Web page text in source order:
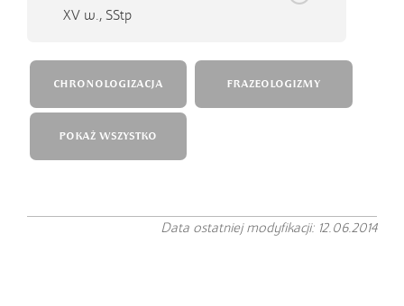
XV w., SStp
CHRONOLOGIZACJA FRAZEOLOGIZMY
POKAŻ WSZYSTKO
Data ostatniej modyfikacji: 12.06.2014